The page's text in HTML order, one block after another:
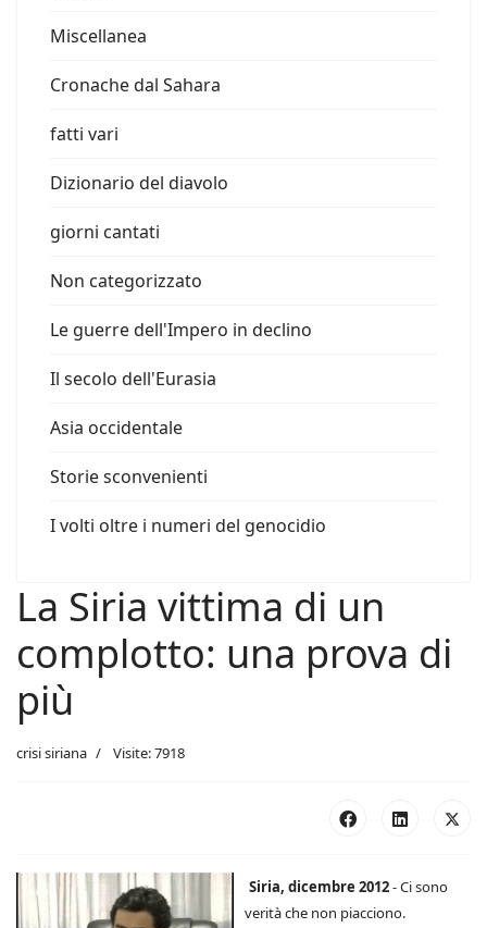
Miscellanea
Cronache dal Sahara
fatti vari
Dizionario del diavolo
giorni cantati
Non categorizzato
Le guerre dell'Impero in declino
Il secolo dell'Eurasia
Asia occidentale
Storie sconvenienti
I volti oltre i numeri del genocidio
La Siria vittima di un
complotto: una prova di
più
crisi siriana Visite: 7918
Siria, dicembre 2012- Ci sono
verità che non piacciono.